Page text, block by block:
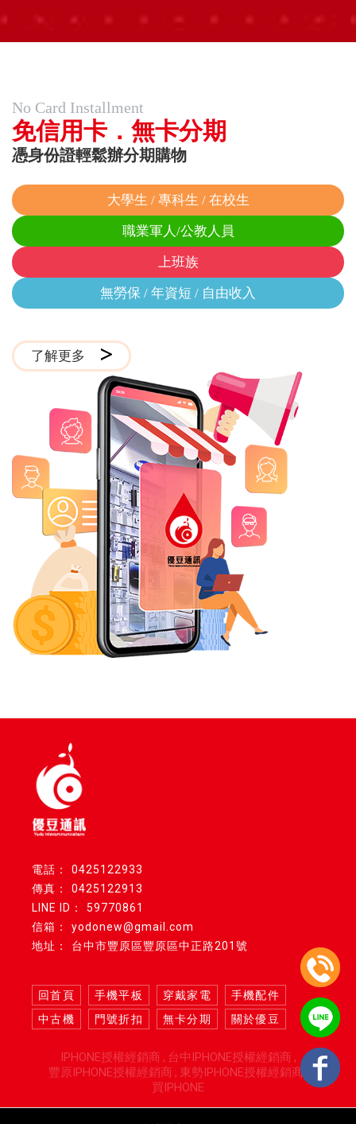
No Card Installment
免信用卡．無卡分期
憑身份證輕鬆辦分期購物
大學生 / 專科生 / 在校生
職業軍人/公教人員
上班族
無勞保 / 年資短 / 自由收入
了解更多
0425122933
0425122913
59770861
yodonew@gmail.com
台中市豐原區豐原區中正路201號
回首頁 手機平板 穿戴家電
手機配件
中古機
門號折扣 無卡分期 關於優豆
IPHONE授權經銷商
台中IPHONE授權經銷商
豐原IPHONE授權經銷商
東勢IPHONE授權經銷商
買IPHONE